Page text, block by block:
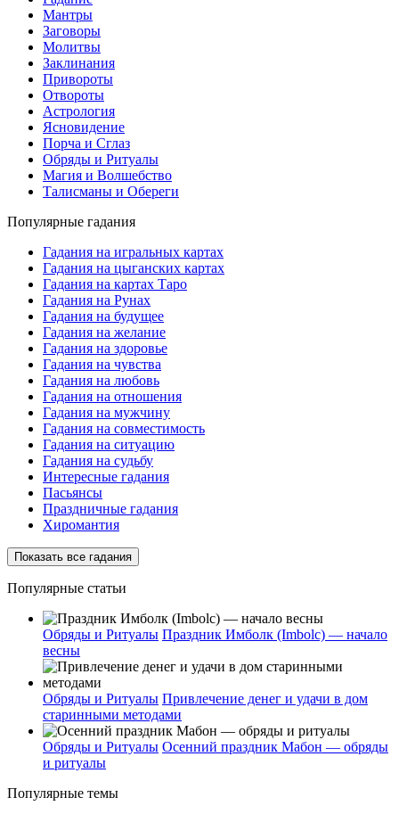
Мантры
Заговоры
Молитвы
Заклинания
Привороты
Отвороты
Астрология
Ясновидение
Порча и Сглаз
Обряды и Ритуалы
Магия и Волшебство
Талисманы и Обереги
Популярные гадания
Гадания на игральных картах
Гадания на цыганских картах
Гадания на картах Таро
Гадания на Рунах
Гадания на будущее
Гадания на желание
Гадания на здоровье
Гадания на чувства
Гадания на любовь
Гадания на отношения
Гадания на мужчину
Гадания на совместимость
Гадания на ситуацию
Гадания на судьбу
Интересные гадания
Пасьянсы
Праздничные гадания
Хиромантия
Показать все гадания
Популярные статьи
Обряды и Ритуалы Праздник Имболк (Imbolc) — начало
весны
Обряды и Ритуалы Привлечение денег и удачи в дом
старинными методами
Обряды и Ритуалы Осенний праздник Мабон — обряды
и ритуалы
Популярные темы